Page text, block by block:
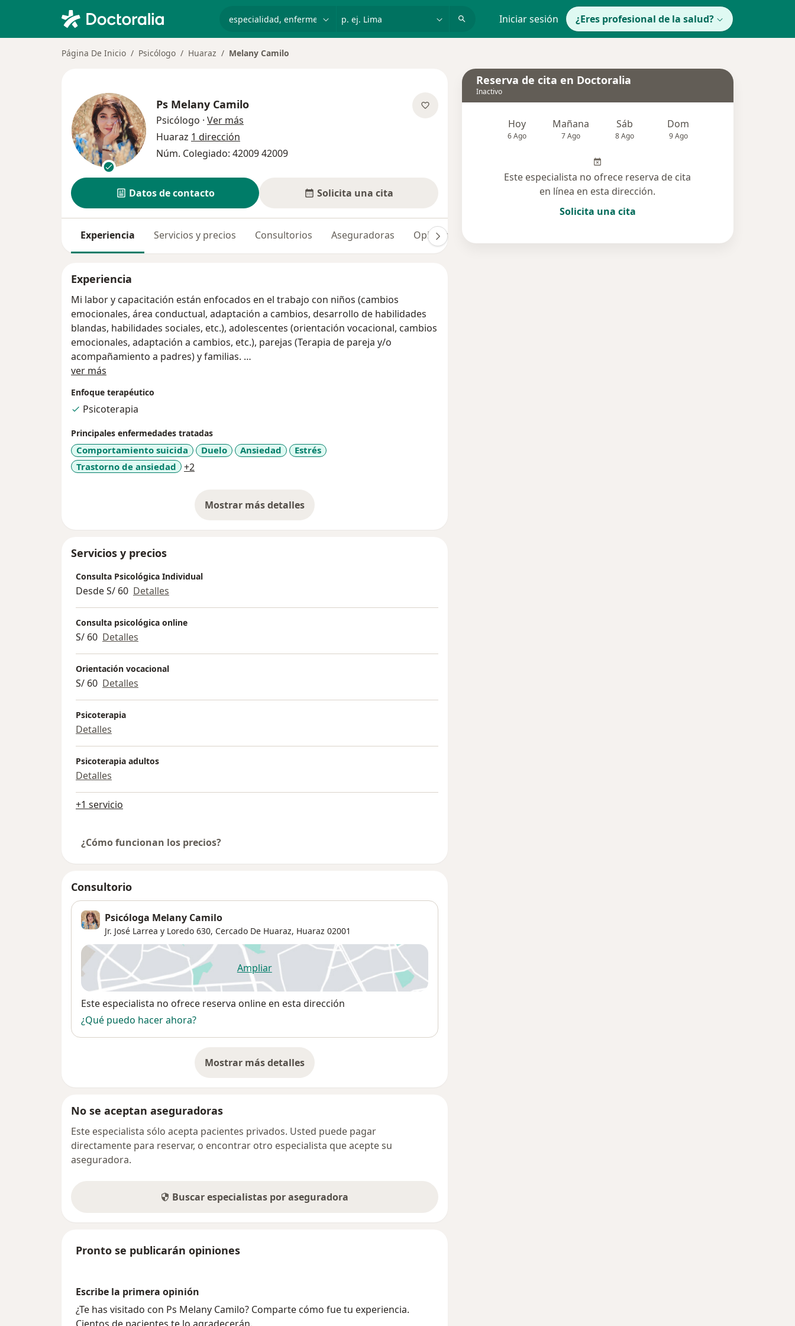
Iniciar sesión ¿Eres profesional de la salud?
Página De Inicio Psicólogo Huaraz Melany Camilo
Ps Melany Camilo
Psicólogo · Ver más
Huaraz 1 dirección
Núm. Colegiado: 42009 42009
Datos de contacto Solicita una cita
Experiencia Servicios y precios Consultorios Aseguradoras Opiniones
Experiencia
Mi labor y capacitación están enfocados en el trabajo con niños (cambios
emocionales, área conductual, adaptación a cambios, desarrollo de habilidades
blandas, habilidades sociales, etc.), adolescentes (orientación vocacional, cambios
emocionales, adaptación a cambios, etc.), parejas (Terapia de pareja y/o
acompañamiento a padres) y familias.
Trabajo desde la Terapia Breve Centrada en Soluciones.
ver más
Enfoque terapéutico
Psicoterapia
Principales enfermedades tratadas
Comportamiento suicida Duelo Ansiedad
Estrés
Trastorno de ansiedad
+2a11y_sr_more_diseases
Mostrar más detalles
sobre la experiencia
Servicios y precios
Consulta Psicológica Individual
Desde S/ 60 Detalles
Consulta psicológica online
S/ 60 Detalles
Orientación vocacional
S/ 60 Detalles
Psicoterapia
Detalles
Psicoterapia adultos
Detalles
+1 servicio
¿Cómo funcionan los precios?
Consultorio
Psicóloga Melany Camilo
Jr. José Larrea y Loredo 630, Cercado De Huaraz, Huaraz 02001
Ampliarse abre en una nueva pestaña
Disponibilidad
Este especialista no ofrece reserva online en esta dirección
¿Qué puedo hacer ahora?
Mostrar más detalles
sobre la dirección
No se aceptan aseguradoras
Este especialista sólo acepta pacientes privados. Usted puede pagar
directamente para reservar, o encontrar otro especialista que acepte su
aseguradora.
Buscar especialistas por aseguradora
Pronto se publicarán opiniones
Escribe la primera opinión
¿Te has visitado con Ps Melany Camilo? Comparte cómo fue tu experiencia.
Reserva de cita en Doctoralia
Inactivo
Hoy
6 Ago
Mañana
7 Ago
Sáb
8 Ago
Dom
9 Ago
Este especialista no ofrece reserva de cita
en línea en esta dirección.
Solicita una cita